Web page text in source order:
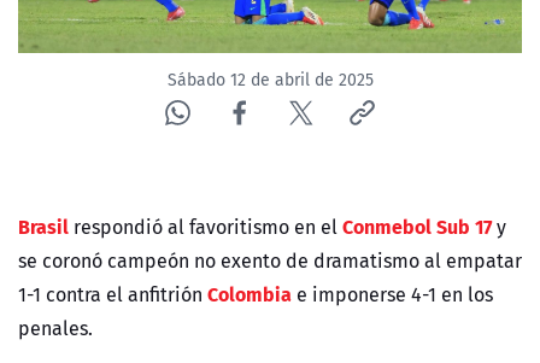
CORPORATIVO Y TRANSPARENCIA
CANAL DE DENUNCIAS
ÁREA DE PROYECTOS
Sábado 12 de abril de 2025
Brasil respondió al favoritismo en elConmebol Sub 17y
se coronó campeón no exento de dramatismo al empatar
1-1 contra el anfitrión Colombia e imponerse 4-1 en los
penales.